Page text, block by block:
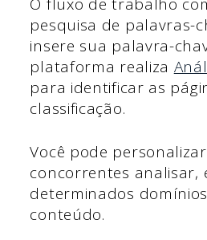
pesquisa de palavras-
insere sua palavra-
plataforma realiza
para identificar as
classificação.
Você pode
concorrentes analisar,
determinados
conteúdo.